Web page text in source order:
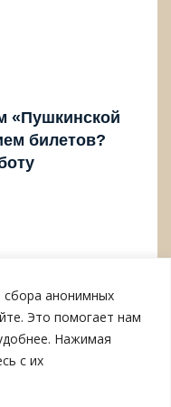
анонимных
Это помогает нам
Нажимая
с их
«Пушкинской
билетов?
|